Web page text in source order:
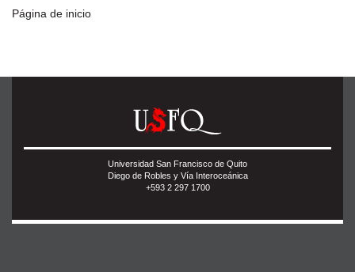
Página de inicio
Universidad San Francisco de Quito
Diego de Robles y Vía Interoceánica
+593 2 297 1700